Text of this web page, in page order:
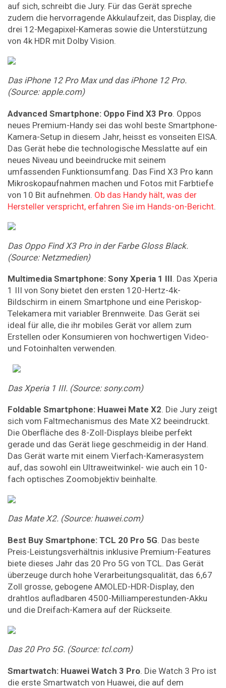
auf sich, schreibt die Jury. Für das Gerät spreche
zudem die hervorragende Akkulaufzeit, das Display, die
drei 12-Megapixel-Kameras sowie die Unterstützung
von 4k HDR mit Dolby Vision.
Das iPhone 12 Pro Max und das iPhone 12 Pro.
(Source: apple.com)
Advanced Smartphone: Oppo Find X3 Pro. Oppos
neues Premium-Handy sei das wohl beste Smartphone-
Kamera-Setup in diesem Jahr, heisst es vonseiten EISA.
Das Gerät hebe die technologische Messlatte auf ein
neues Niveau und beeindrucke mit seinem
umfassenden Funktionsumfang. Das Find X3 Pro kann
Mikroskopaufnahmen machen und Fotos mit Farbtiefe
von 10 Bit aufnehmen. Ob das Handy hält, was der
Hersteller verspricht, erfahren Sie im Hands-on-Bericht.
Das Oppo Find X3 Pro in der Farbe Gloss Black.
(Source: Netzmedien)
Multimedia Smartphone: Sony Xperia 1 III. Das Xperia
1 III von Sony bietet den ersten 120-Hertz-4k-
Bildschirm in einem Smartphone und eine Periskop-
Telekamera mit variabler Brennweite. Das Gerät sei
ideal für alle, die ihr mobiles Gerät vor allem zum
Erstellen oder Konsumieren von hochwertigen Video-
und Fotoinhalten verwenden.
Das Xperia 1 III. (Source: sony.com)
Foldable Smartphone: Huawei Mate X2. Die Jury zeigt
sich vom Faltmechanismus des Mate X2 beeindruckt.
Die Oberfläche des 8-Zoll-Displays bleibe perfekt
gerade und das Gerät liege geschmeidig in der Hand.
Das Gerät warte mit einem Vierfach-Kamerasystem
auf, das sowohl ein Ultraweitwinkel- wie auch ein 10-
fach optisches Zoomobjektiv beinhalte.
Das Mate X2. (Source: huawei.com)
Best Buy Smartphone: TCL 20 Pro 5G. Das beste
Preis-Leistungsverhältnis inklusive Premium-Features
biete dieses Jahr das 20 Pro 5G von TCL. Das Gerät
überzeuge durch hohe Verarbeitungsqualität, das 6,67
Zoll grosse, gebogene AMOLED-HDR-Display, den
drahtlos aufladbaren 4500-Milliamperestunden-Akku
und die Dreifach-Kamera auf der Rückseite.
Das 20 Pro 5G. (Source: tcl.com)
Smartwatch: Huawei Watch 3 Pro. Die Watch 3 Pro ist
die erste Smartwatch von Huawei, die auf dem